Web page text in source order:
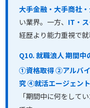
大手金融・大手商社
い業界。一方、 IT・
経歴より能力重視で
Q10. 就職浪人 期間中
①資格取得 ②アルバ
究 ④就活エージェン
「期間中に何をして